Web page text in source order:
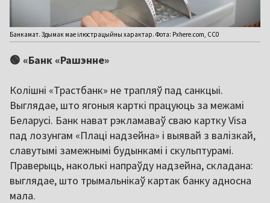
Банкамат. Здымак мае ілюстрацыйны характар. Фота: Pxhere.com, CC0
🟢 «Банк «Рашэнне»
Колішні «Трастбанк» не трапляў пад санкцыі.
Выглядае, што ягоныя карткі працуюць за межамі
Беларусі. Банк нават рэкламаваў сваю картку Visa
пад лозунгам «Плаці надзейна» і выявай з валізкай,
славутымі замежнымі будынкамі і скульптурамі.
Праверыць, наколькі напраўду надзейна, складана:
выглядае, што трымальнікаў картак банку адносна
мала.